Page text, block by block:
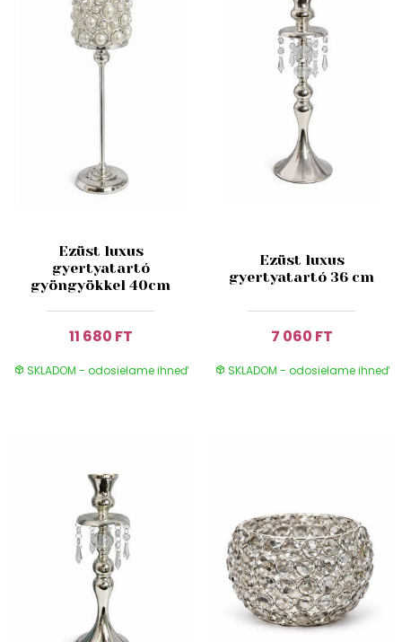
Ezüst luxus
gyertyatartó
gyöngyökkel 40cm
11 680 FT
SKLADOM - odosielame ihneď
Ezüst luxus
gyertyatartó 36 cm
7 060 FT
SKLADOM - odosielame ihneď